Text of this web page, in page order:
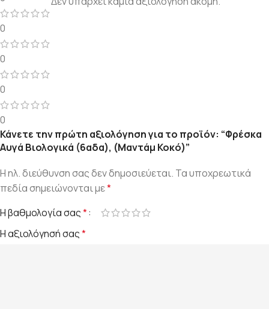
0
0
0
0
Κάνετε την πρώτη αξιολόγηση για το προϊόν: “Φρέσκα
Αυγά Βιολογικά (6αδα), (Μαντάμ Κοκό)”
Η ηλ. διεύθυνση σας δεν δημοσιεύεται. Τα υποχρεωτικά
πεδία σημειώνονται με*
Η βαθμολογία σας*
Η αξιολόγησή σας*